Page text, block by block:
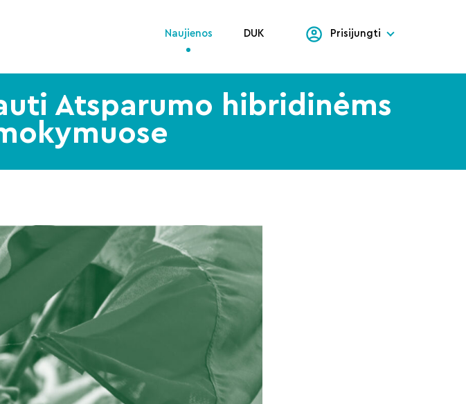
Naujienos DUK Prisijungti
Atsparumo hibridinėms